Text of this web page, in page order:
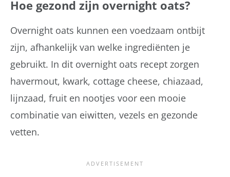
Hoe gezond zijn overnight oats?
Overnight oats kunnen een voedzaam ontbijt
zijn, afhankelijk van welke ingrediënten je
gebruikt. In dit overnight oats recept zorgen
havermout, kwark, cottage cheese, chiazaad,
lijnzaad, fruit en nootjes voor een mooie
combinatie van eiwitten, vezels en gezonde
vetten.